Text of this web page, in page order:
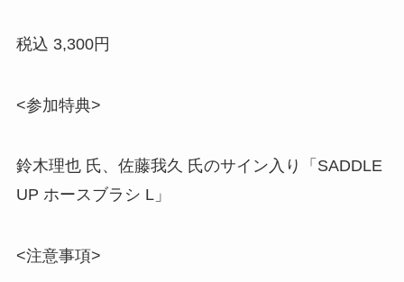
税込 3,300円
<参加特典>
鈴木理也 氏、佐藤我久 氏のサイン入り「SADDLE
UP ホースブラシ L」
<注意事項>